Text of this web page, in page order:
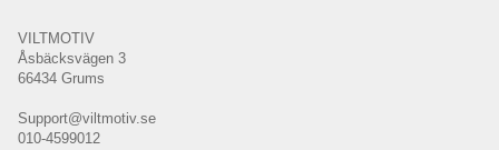
VILTMOTIV
Åsbäcksvägen 3
66434 Grums
Support@viltmotiv.se
010-4599012